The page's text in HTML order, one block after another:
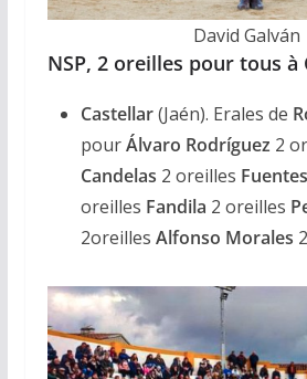
David Galván
NSP, 2 oreilles pour tous à
Castellar(Jaén). Erales de
pourÁlvaro Rodríguez 2
Candelas 2 oreilles
oreilles Fandila 2 oreilles
2oreilles Alfonso Morales